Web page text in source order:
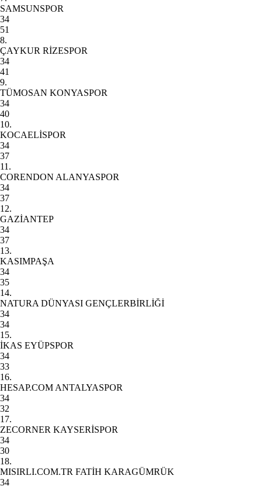
SAMSUNSPOR
34
51
8.
ÇAYKUR RİZESPOR
34
41
9.
TÜMOSAN KONYASPOR
34
40
10.
KOCAELİSPOR
34
37
11.
CORENDON ALANYASPOR
34
37
12.
GAZİANTEP
34
37
13.
KASIMPAŞA
34
35
14.
NATURA DÜNYASI GENÇLERBİRLİĞİ
34
34
15.
İKAS EYÜPSPOR
34
33
16.
HESAP.COM ANTALYASPOR
34
32
17.
ZECORNER KAYSERİSPOR
34
30
18.
MISIRLI.COM.TR FATİH KARAGÜMRÜK
34